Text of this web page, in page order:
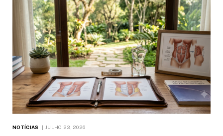
NOTÍCIAS JULHO 23, 2026